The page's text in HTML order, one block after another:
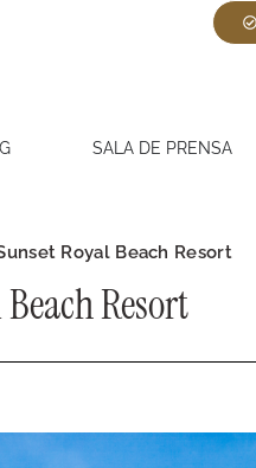
SALA DE PRENSA
Royal Beach Resort
Resort